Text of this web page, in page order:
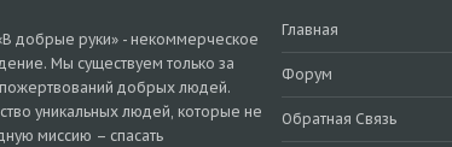
добрые руки» - некоммерческое
Мы существуем только за
пожертвований добрых людей.
уникальных людей, которые не
миссию – спасать
Главная
Форум
Обратная Связь